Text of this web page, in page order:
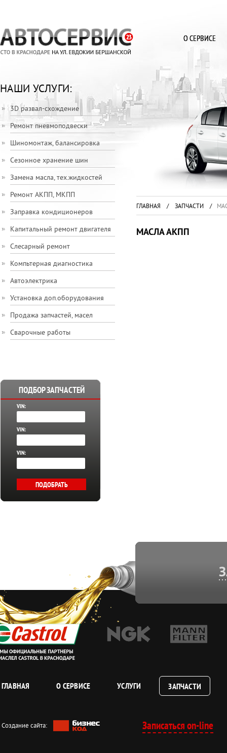
О СЕРВИСЕ
НАШИ УСЛУГИ:
3D развал-схождение
Ремонт пневмоподвески
Шиномонтаж, балансировка
Сезонное хранение шин
Замена масла, тех.жидкостей
Ремонт АКПП, МКПП
Заправка кондиционеров
Капитальный ремонт двигателя
Слесарный ремонт
Компьтерная диагностика
Автоэлектрика
Установка доп.оборудования
Продажа запчастей, масел
Сварочные работы
ПОДБОР ЗАПЧАСТЕЙ
VIN:
VIN:
VIN:
ГЛАВНАЯ / ЗАПЧАСТИ /
МАСЛА АКПП
ГЛАВНАЯ О СЕРВИСЕ УСЛУГИ ЗАПЧАСТИ
Создание сайта: Записаться on-line